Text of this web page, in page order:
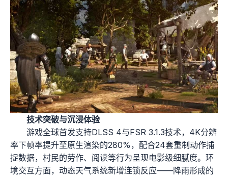
技术突破与沉浸体验
游戏全球首发支持DLSS 4与FSR 3.1.3技术，4K分辨
率下帧率提升至原生渲染的280%，配合24套重制动作捕
捉数据，村民的劳作、阅读等行为呈现电影级细腻度。环
境交互方面，动态天气系统新增连锁反应——降雨形成的